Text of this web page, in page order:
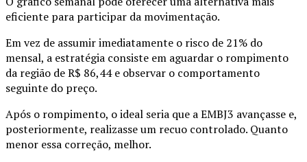
eficiente para participar da movimentação.
Em vez de assumir imediatamente o risco de 21% do
mensal, a estratégia consiste em aguardar o rompimento
da região de R$ 86,44 e observar o comportamento
seguinte do preço.
Após o rompimento, o ideal seria que a EMBJ3 avançasse e,
posteriormente, realizasse um recuo controlado. Quanto
menor essa correção, melhor.